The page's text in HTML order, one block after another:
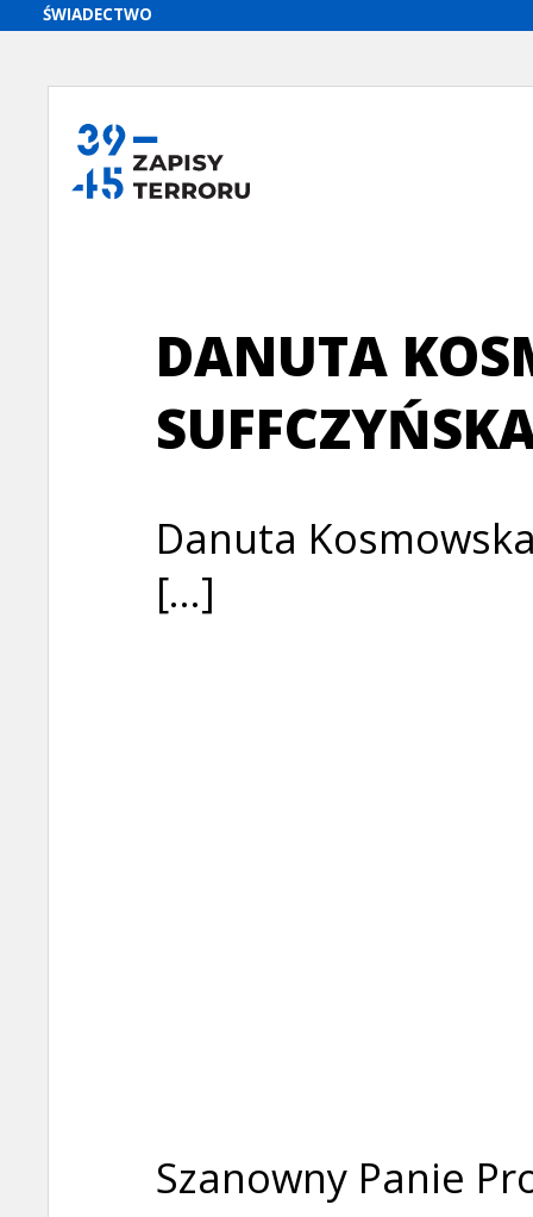
DANUTA
Danuta
[...]
Szanowny Panie